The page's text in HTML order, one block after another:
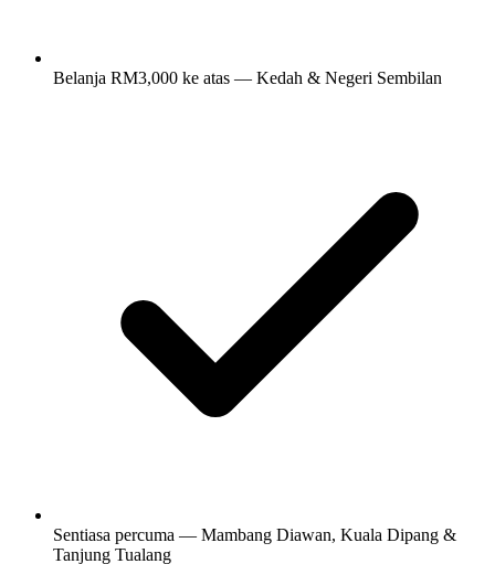
Belanja RM3,000 ke atas — Kedah & Negeri Sembilan
Sentiasa percuma — Mambang Diawan, Kuala Dipang &
Tanjung Tualang